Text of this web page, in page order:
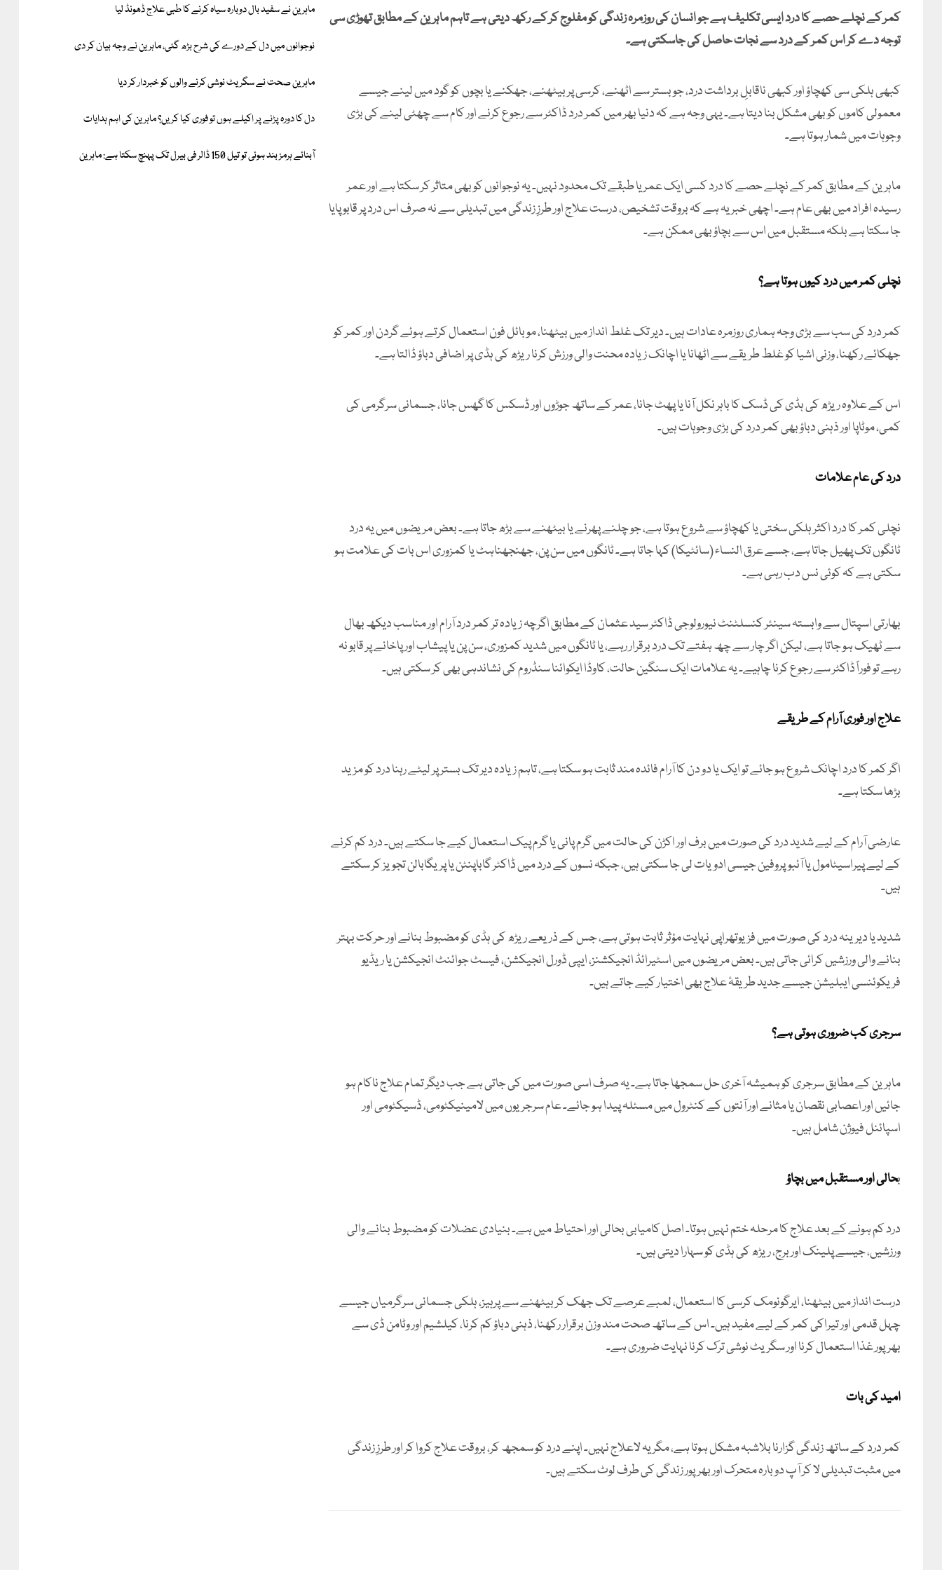
کمر کے نچلے حصے کا درد ایسی تکلیف ہے جو انسان کی روزمرہ زندگی کو مفلوج کر کے رکھ دیتی ہے تاہم ماہرین کے مطابق تھوڑی سی
توجہ دے کر اس کمر کے درد سے نجات حاصل کی جاسکتی ہے۔
کبھی ہلکی سی کھچاؤ اور کبھی ناقابلِ برداشت درد، جو بستر سے اٹھنے، کرسی پر بیٹھنے، جھکنے یا بچوں کو گود میں لینے جیسے
معمولی کاموں کو بھی مشکل بنا دیتا ہے۔ یہی وجہ ہے کہ دنیا بھر میں کمر درد ڈاکٹر سے رجوع کرنے اور کام سے چھٹی لینے کی بڑی
وجوہات میں شمار ہوتا ہے۔
ماہرین کے مطابق کمر کے نچلے حصے کا درد کسی ایک عمر یا طبقے تک محدود نہیں۔ یہ نوجوانوں کو بھی متاثر کر سکتا ہے اور عمر
رسیدہ افراد میں بھی عام ہے۔ اچھی خبر یہ ہے کہ بروقت تشخیص، درست علاج اور طرزِ زندگی میں تبدیلی سے نہ صرف اس درد پر قابو پایا
جا سکتا ہے بلکہ مستقبل میں اس سے بچاؤ بھی ممکن ہے۔
نچلی کمر میں درد کیوں ہوتا ہے؟
کمر درد کی سب سے بڑی وجہ ہماری روزمرہ عادات ہیں۔ دیر تک غلط انداز میں بیٹھنا، موبائل فون استعمال کرتے ہوئے گردن اور کمر کو
جھکائے رکھنا، وزنی اشیا کو غلط طریقے سے اٹھانا یا اچانک زیادہ محنت والی ورزش کرنا ریڑھ کی ہڈی پر اضافی دباؤ ڈالتا ہے۔
اس کے علاوہ ریڑھ کی ہڈی کی ڈسک کا باہر نکل آنا یا پھٹ جانا، عمر کے ساتھ جوڑوں اور ڈسکس کا گھس جانا، جسمانی سرگرمی کی
کمی، موٹاپا اور ذہنی دباؤ بھی کمر درد کی بڑی وجوہات ہیں۔
درد کی عام علامات
نچلی کمر کا درد اکثر ہلکی سختی یا کھچاؤ سے شروع ہوتا ہے، جو چلنے پھرنے یا بیٹھنے سے بڑھ جاتا ہے۔ بعض مریضوں میں یہ درد
ٹانگوں تک پھیل جاتا ہے، جسے عرق النساء (سائٹیکا) کہا جاتا ہے۔ ٹانگوں میں سن پن، جھنجھناہٹ یا کمزوری اس بات کی علامت ہو
سکتی ہے کہ کوئی نس دب رہی ہے۔
بھارتی اسپتال سے وابستہ سینئر کنسلٹنٹ نیورولوجی ڈاکٹر سید عثمان کے مطابق اگرچہ زیادہ تر کمر درد آرام اور مناسب دیکھ بھال
سے ٹھیک ہو جاتا ہے، لیکن اگر چار سے چھ ہفتے تک درد برقرار رہے، یا ٹانگوں میں شدید کمزوری، سن پن یا پیشاب اور پاخانے پر قابو نہ
رہے تو فوراً ڈاکٹر سے رجوع کرنا چاہیے۔ یہ علامات ایک سنگین حالت، کاوڈا ایکوائنا سنڈروم کی نشاندہی بھی کر سکتی ہیں۔
علاج اور فوری آرام کے طریقے
اگر کمر کا درد اچانک شروع ہو جائے تو ایک یا دو دن کا آرام فائدہ مند ثابت ہو سکتا ہے، تاہم زیادہ دیر تک بستر پر لیٹے رہنا درد کو مزید
بڑھا سکتا ہے۔
عارضی آرام کے لیے شدید درد کی صورت میں برف اور اکڑن کی حالت میں گرم پانی یا گرم پیک استعمال کیے جا سکتے ہیں۔ درد کم کرنے
کے لیے پیراسیٹامول یا آئبوپروفین جیسی ادویات لی جا سکتی ہیں، جبکہ نسوں کے درد میں ڈاکٹر گاباپنٹن یا پریگابالن تجویز کر سکتے
ہیں۔
شدید یا دیرینہ درد کی صورت میں فزیوتھراپی نہایت مؤثر ثابت ہوتی ہے، جس کے ذریعے ریڑھ کی ہڈی کو مضبوط بنانے اور حرکت بہتر
بنانے والی ورزشیں کرائی جاتی ہیں۔ بعض مریضوں میں اسٹیرائڈ انجیکشنز، ایپی ڈورل انجیکشن، فیسٹ جوائنٹ انجیکشن یا ریڈیو
فریکوئنسی ایبلیشن جیسے جدید طریقۂ علاج بھی اختیار کیے جاتے ہیں۔
سرجری کب ضروری ہوتی ہے؟
ماہرین کے مطابق سرجری کو ہمیشہ آخری حل سمجھا جاتا ہے۔ یہ صرف اسی صورت میں کی جاتی ہے جب دیگر تمام علاج ناکام ہو
جائیں اور اعصابی نقصان یا مثانے اور آنتوں کے کنٹرول میں مسئلہ پیدا ہو جائے۔ عام سرجریوں میں لامینیکٹومی، ڈسیکٹومی اور
اسپائنل فیوژن شامل ہیں۔
بحالی اور مستقبل میں بچاؤ
درد کم ہونے کے بعد علاج کا مرحلہ ختم نہیں ہوتا۔ اصل کامیابی بحالی اور احتیاط میں ہے۔ بنیادی عضلات کو مضبوط بنانے والی
ورزشیں، جیسے پلینک اور برج، ریڑھ کی ہڈی کو سہارا دیتی ہیں۔
درست انداز میں بیٹھنا، ایرگونومک کرسی کا استعمال، لمبے عرصے تک جھک کر بیٹھنے سے پرہیز، ہلکی جسمانی سرگرمیاں جیسے
چہل قدمی اور تیراکی کمر کے لیے مفید ہیں۔ اس کے ساتھ صحت مند وزن برقرار رکھنا، ذہنی دباؤ کم کرنا، کیلشیم اور وٹامن ڈی سے
بھرپور غذا استعمال کرنا اور سگریٹ نوشی ترک کرنا نہایت ضروری ہے۔
امید کی بات
کمر درد کے ساتھ زندگی گزارنا بلاشبہ مشکل ہوتا ہے، مگر یہ لاعلاج نہیں۔ اپنے درد کو سمجھ کر، بروقت علاج کروا کر اور طرزِ زندگی
میں مثبت تبدیلی لا کر آپ دوبارہ متحرک اور بھرپور زندگی کی طرف لوٹ سکتے ہیں۔
ماہرین نے سفید بال دوبارہ سیاہ کرنے کا طبی علاج ڈھونڈ لیا
نوجوانوں میں دل کے دورے کی شرح بڑھ گئی، ماہرین نے وجہ بیان کر دی
ماہرین صحت نے سگریٹ نوشی کرنے والوں کو خبردار کر دیا
دل کا دورہ پڑنے پر اکیلے ہوں تو فوری کیا کریں؟ ماہرین کی اہم ہدایات
آبنائے ہرمز بند ہوئی تو تیل 150 ڈالر فی بیرل تک پہنچ سکتا ہے: ماہرین